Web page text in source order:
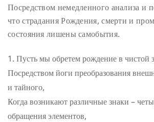
Посредством немедленного анализа и
что страданияРождения, смерти и
состояния лишены самобытия.
Пусть мы обретем рождение в чистой
Посредством йоги преобразования
и тайного,
Когда возникают различные знаки –
обращения элементов,